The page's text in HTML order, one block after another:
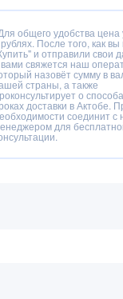
общего удобства цена
рублях. После того, как
и отправили свои
свяжется наш
назовёт сумму в
страны, а также
о
доставки в Актобе.
соединит
для